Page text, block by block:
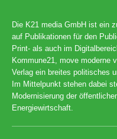
Die K21 media GmbH ist ein
auf Publikationen für den
Print- als auch im
Kommune21, move moderne
Verlag ein breites politisches
Im Mittelpunkt stehen dabei
Modernisierung der
Energiewirtschaft.